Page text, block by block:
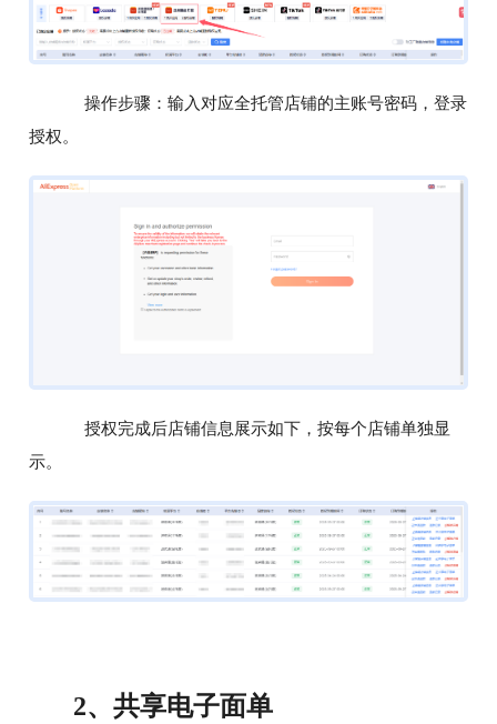
操作步骤：输入对应全托管店铺的主账号密码，登录
授权。
授权完成后店铺信息展示如下，按每个店铺单独显
示。
2、 共享电子面单